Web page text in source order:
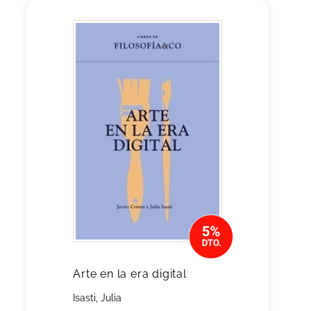
Arte en la era digital
Isasti, Julia